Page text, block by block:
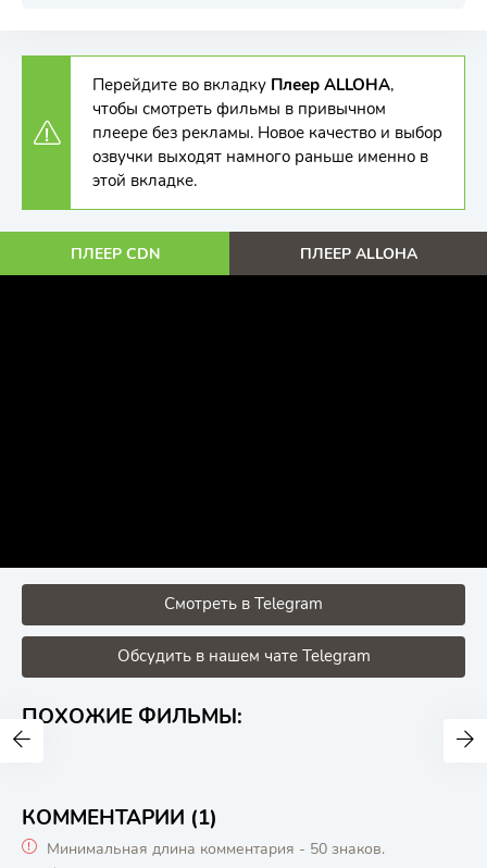
Перейдите во вкладку Плеер ALLOHA,
чтобы смотреть фильмы в привычном
плеере без рекламы. Новое качество и выбор
озвучки выходят намного раньше именно в
этой вкладке.
ПЛЕЕР CDN ПЛЕЕР ALLOHA
Смотреть в Telegram
Обсудить в нашем чате Telegram
ПОХОЖИЕ ФИЛЬМЫ:
КОММЕНТАРИИ (1)
Минимальная длина комментария - 50 знаков.